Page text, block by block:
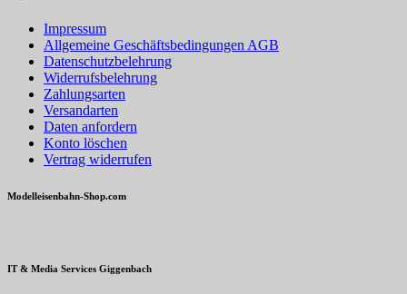
Impressum
Allgemeine Geschäftsbedingungen AGB
Datenschutzbelehrung
Widerrufsbelehrung
Zahlungsarten
Versandarten
Daten anfordern
Konto löschen
Vertrag widerrufen
Modelleisenbahn-Shop.com
IT & Media Services Giggenbach